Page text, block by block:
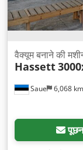
Saue 6,068 km
वैक्यूम बनाने की
Hassett